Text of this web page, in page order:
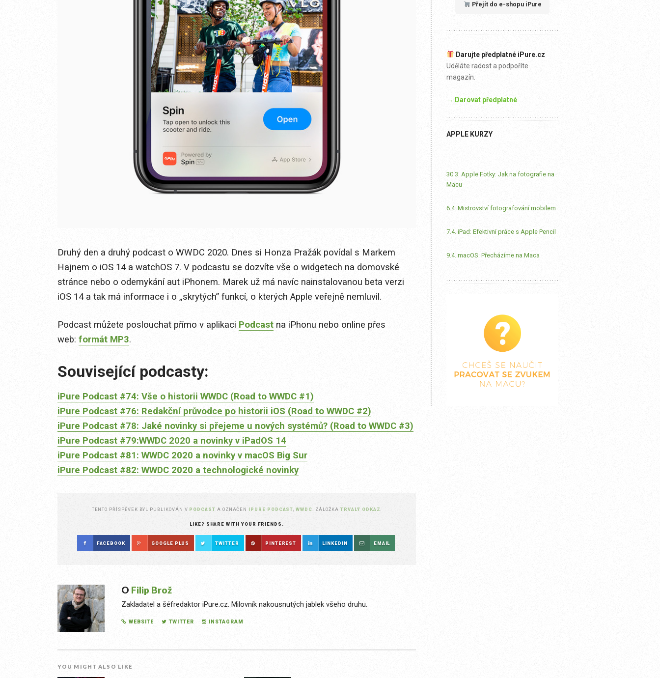
Druhý den a druhý podcast o WWDC 2020. Dnes si Honza Pražák povídal s Markem
Hajnem o iOS 14 a watchOS 7. V podcastu se dozvíte vše o widgetech na domovské
stránce nebo o odemykání aut iPhonem. Marek už má navíc nainstalovanou beta verzi
iOS 14 a tak má informace i o „skrytých” funkcí, o kterých Apple veřejně nemluvil.
Podcast můžete poslouchat přímo v aplikaci Podcast na iPhonu nebo online přes
web: formát MP3.
Související podcasty:
iPure Podcast #74: Vše o historii WWDC (Road to WWDC #1)
iPure Podcast #76: Redakční průvodce po historii iOS (Road to WWDC #2)
iPure Podcast #78: Jaké novinky si přejeme u nových systémů? (Road to WWDC #3)
iPure Podcast #79:WWDC 2020 a novinky v iPadOS 14
iPure Podcast #81: WWDC 2020 a novinky v macOS Big Sur
iPure Podcast #82: WWDC 2020 a technologické novinky
TENTO PŘÍSPĚVEK BYL PUBLIKOVÁN V PODCAST A OZNAČEN IPURE PODCAST ,WWDC . ZÁLOŽKATRVALÝ ODKAZ
LIKE? SHARE WITH YOUR FRIENDS.
FACEBOOK GOOGLE PLUS TWITTER PINTEREST LINKEDIN EMAIL
O Filip Brož
Zakladatel a šéfredaktor iPure.cz. Milovník nakousnutých jablek všeho druhu.
WEBSITE TWITTER INSTAGRAM
YOU MIGHT ALSO LIKE
Přejít do e-shopu iPure
Darujte předplatné iPure.cz
Uděláte radost a podpoříte
magazín.
→ Darovat předplatné
APPLE KURZY
30.3. Apple Fotky: Jak na fotografie na
Macu
6.4. Mistrovství fotografování mobilem
7.4. iPad: Efektivní práce s Apple Pencil
9.4. macOS: Přecházíme na Maca